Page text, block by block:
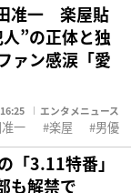
准一 楽屋貼
”の正体と独
ァン感涙「愛
エンタメニュース
一 楽屋 男優
3.11特番」
も解禁で